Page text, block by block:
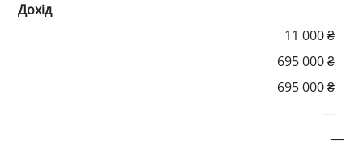
Дохід
11 000 ₴
695 000 ₴
695 000 ₴
—
—